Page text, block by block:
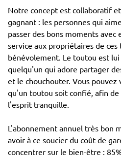
Notre concept est collaboratif
gagnant : les personnes qui
passer des bons moments
service aux propriétaires de
bénévolement. Le toutou est
quelqu'un qui adore partager
et le chouchouter. Vous pouvez
qu'un toutou soit confié, afin
l'esprit tranquille.
L'abonnement annuel très bon
avoir à ce soucier du coût de
concentrer sur le bien-être :